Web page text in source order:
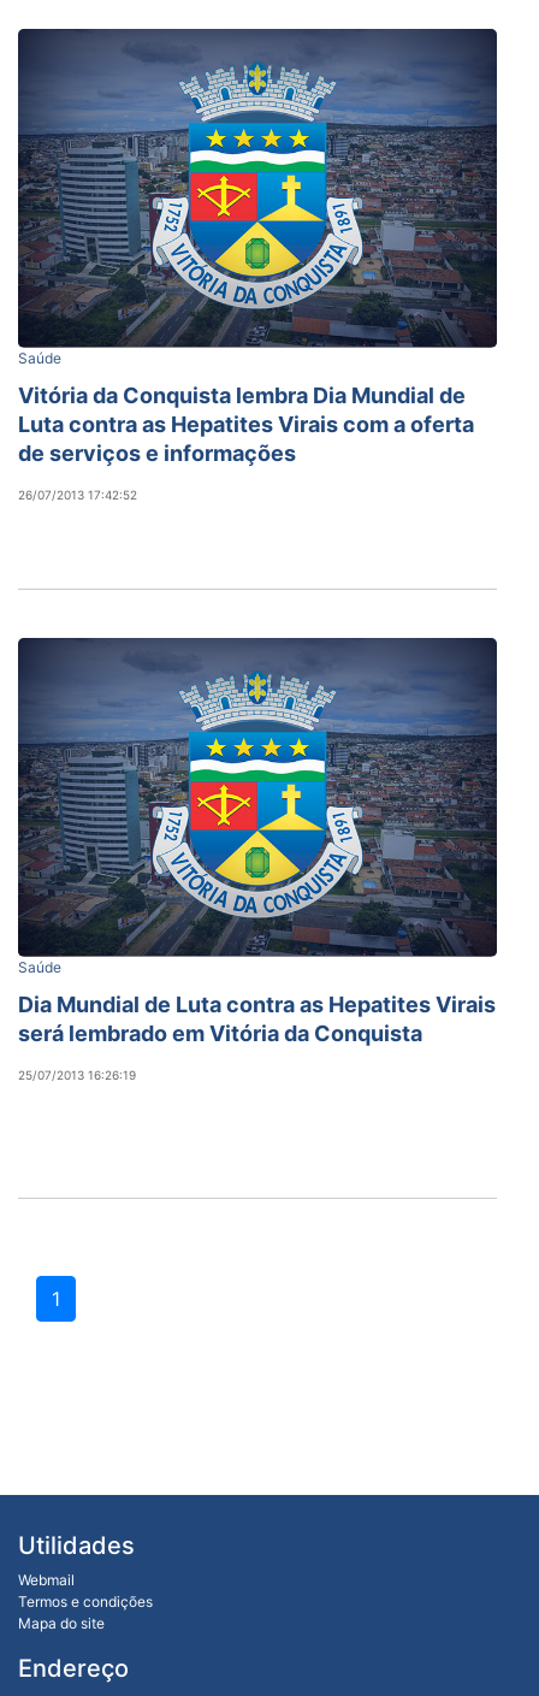
Saúde
Vitória da Conquista lembra Dia Mundial de
Luta contra as Hepatites Virais com a oferta
de serviços e informações
26/07/2013 17:42:52
Saúde
Dia Mundial de Luta contra as Hepatites Virais
será lembrado em Vitória da Conquista
25/07/2013 16:26:19
1
Utilidades
Webmail
Termos e condições
Mapa do site
Endereço